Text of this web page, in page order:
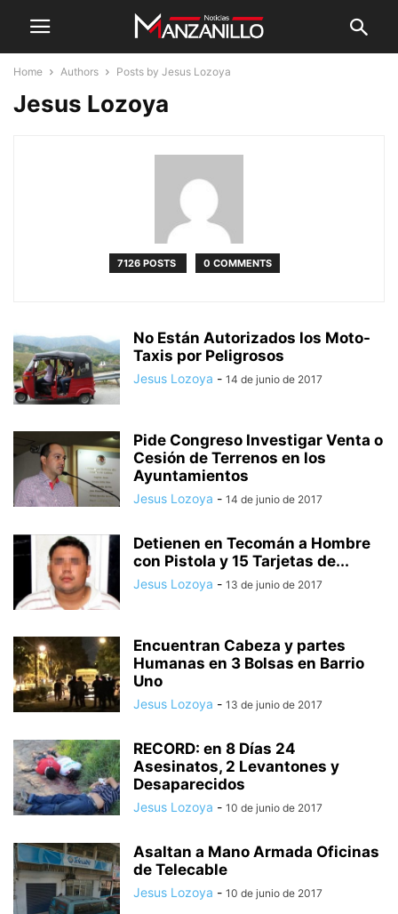
Home Authors Posts by Jesus Lozoya
Jesus Lozoya
7126 POSTS 0 COMMENTS
No Están Autorizados los Moto-
Taxis por Peligrosos
Jesus Lozoya - 14 de junio de 2017
Pide Congreso Investigar Venta o
Cesión de Terrenos en los
Ayuntamientos
Jesus Lozoya - 14 de junio de 2017
Detienen en Tecomán a Hombre
con Pistola y 15 Tarjetas de...
Jesus Lozoya - 13 de junio de 2017
Encuentran Cabeza y partes
Humanas en 3 Bolsas en Barrio
Uno
Jesus Lozoya - 13 de junio de 2017
RECORD: en 8 Días 24
Asesinatos, 2 Levantones y
Desaparecidos
Jesus Lozoya - 10 de junio de 2017
Asaltan a Mano Armada Oficinas
de Telecable
Jesus Lozoya - 10 de junio de 2017